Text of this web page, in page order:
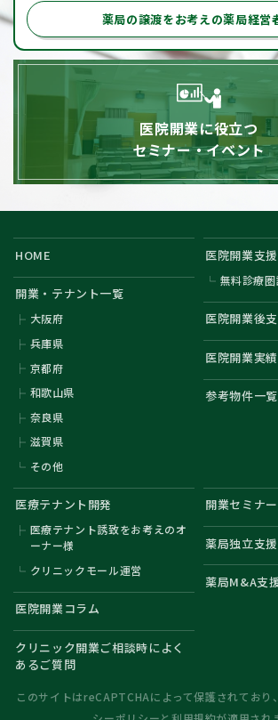
薬局の譲渡をお考えの薬局経営
医院開業に役立つ
セミナー・イベント
HOME
開業・テナント一覧
大阪府
兵庫県
京都府
和歌山県
奈良県
滋賀県
その他
医院開業支援
無料診療
医院開業後
医院開業実績
参考物件一覧
医療テナント開発
医療テナント誘致をお考えのオ
ーナー様
クリニックモール運営
医院開業コラム
クリニック開業ご相談時によく
あるご質問
開業セミナ
薬局独立支援
薬局M&A支
このサイトはreCAPTCHAによって保護されてお